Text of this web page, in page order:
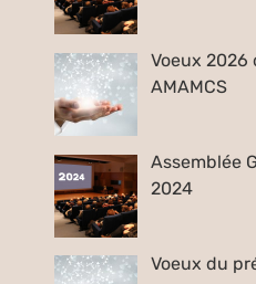
Voeux
AMAMCS
Assemblée
2024
Voeux du